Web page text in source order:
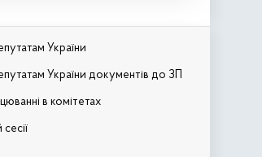
України
України документів до ЗП
в комітетах